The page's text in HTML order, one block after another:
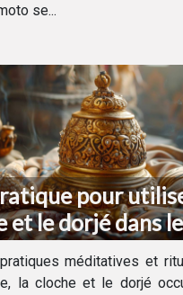
se...
pour
et le dorjé dans
méditatives et
la cloche et le dorjé